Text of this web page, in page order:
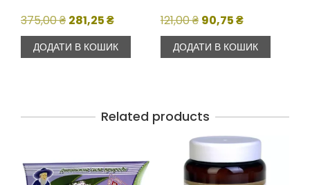
375,00₴ Оригінальна
ціна:
375,00 ₴.
281,25₴Поточна
ціна:
281,25 ₴.
ДОДАТИ В КОШИК
121,00₴ Оригінальна
ціна:
121,00 ₴.
90,75₴Поточна
ціна:
90,75 ₴.
ДОДАТИ В КОШИК
Related products